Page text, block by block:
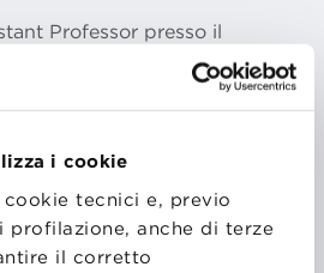
i cookie
tecnici e, previo
profilazione, anche di terze
il corretto
Professor presso il
dell’Università di
il dottorato di ricerca in
2018. I suoi interessi di
focus su imprenditorialità e
i suoi studi si
di come gli individui
una carriera